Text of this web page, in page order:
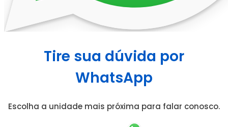
Tire sua dúvida por
WhatsApp
Escolha a unidade mais próxima para falar conosco.